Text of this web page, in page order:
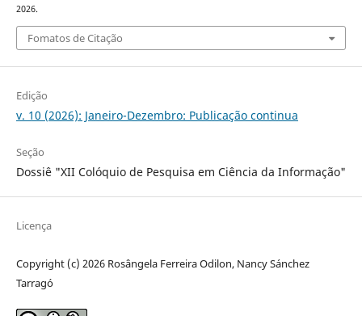
2026.
Fomatos de Citação
Edição
v. 10 (2026): Janeiro-Dezembro: Publicação continua
Seção
Dossiê "XII Colóquio de Pesquisa em Ciência da Informação"
Licença
Copyright (c) 2026 Rosângela Ferreira Odilon, Nancy Sánchez
Tarragó